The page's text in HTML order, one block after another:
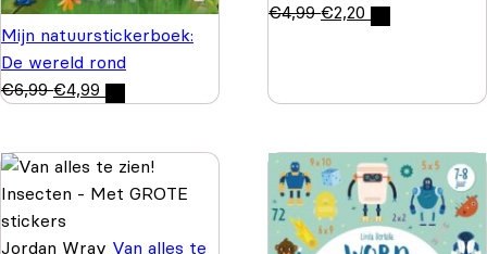
Mijn natuurstickerboek:
De wereld rond
€6,99 €4,99
€4,99 €2,20
Jordan Wray Van alles te